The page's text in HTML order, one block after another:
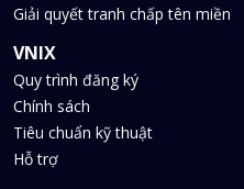
Giải quyết tranh chấp tên miền
VNIX
Quy trình đăng ký
Chính sách
Tiêu chuẩn kỹ thuật
Hỗ trợ